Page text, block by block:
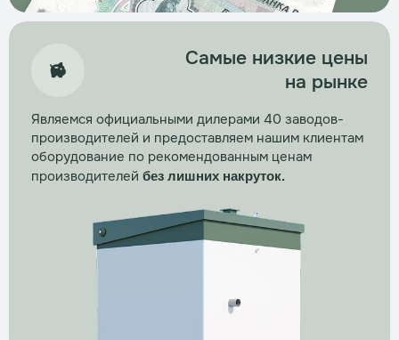
Самые низкие цены
на рынке
Являемся официальными дилерами 40 заводов-
производителей и предоставляем нашим клиентам
оборудование по рекомендованным ценам
производителей без лишних накруток.